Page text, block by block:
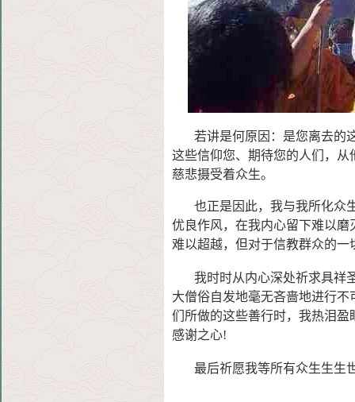
若讲是何原因：是您离去的这
这些信仰您、期待您的人们，从
慈悲摄受着众生。
也正是因此，我与我所化众生
优良作风，在我内心留下难以磨
难以超越，但对于信教群众的一
我时时从内心深处祈求具祥圣
大僧俗自发地毫无吝啬地进行不
们所做的这些善行时，我热泪盈
感谢之心!
最后祈愿我等所有众生生生